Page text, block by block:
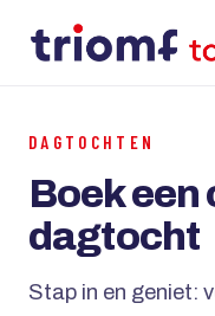
DAGTOCHTEN
Boek
dagtocht
Stap in en geniet: